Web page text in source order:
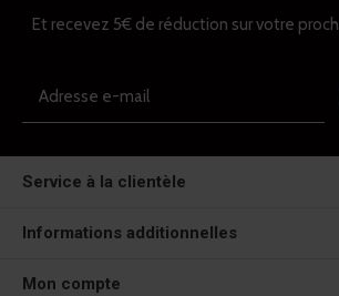
Et recevez 5€ de réduction sur votre
Service à la clientèle
Informations additionnelles
Mon compte